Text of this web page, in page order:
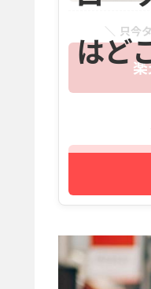
＼ 只今
はど